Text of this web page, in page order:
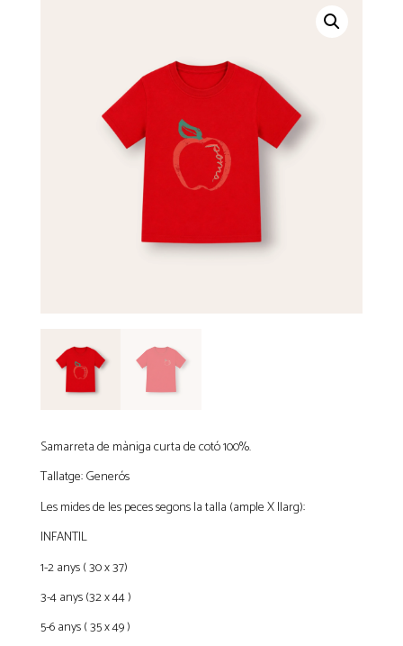
Samarreta de màniga curta de cotó 100%.
Tallatge: Generós
Les mides de les peces segons la talla (ample X llarg):
INFANTIL
1-2 anys ( 30 x 37)
3-4 anys (32 x 44 )
5-6 anys ( 35 x 49 )